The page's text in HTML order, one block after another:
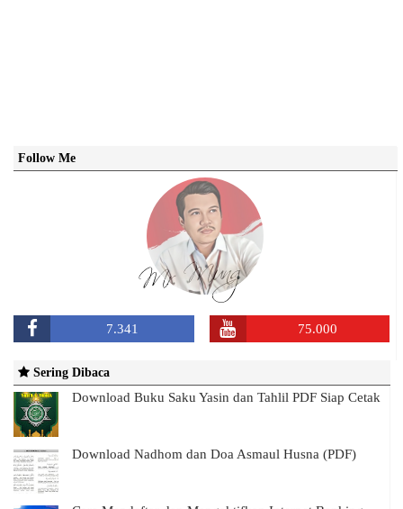
Follow Me
7.341 75.000
Sering Dibaca
Download Buku Saku Yasin dan Tahlil PDF Siap Cetak
Download Nadhom dan Doa Asmaul Husna (PDF)